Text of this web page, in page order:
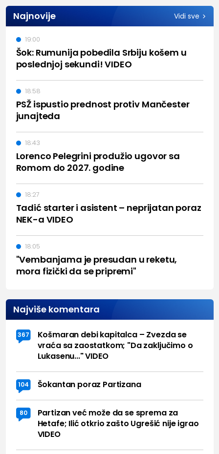
Najnovije Vidi sve
Šok: Rumunija pobedila Srbiju košem u
poslednjoj sekundi! VIDEO
19:00
PSŽ ispustio prednost protiv Mančester
junajteda
18:58
Lorenco Pelegrini produžio ugovor sa
Romom do 2027. godine
18:43
Tadić starter i asistent – neprijatan poraz
NEK-a VIDEO
18:27
"Vembanjama je presudan u reketu,
mora fizički da se pripremi"
18:05
Najviše komentara
367
Košmaran debi kapitalca – Zvezda se
vraća sa zaostatkom; "Da zaključimo o
Lukasenu..." VIDEO
104 Šokantan poraz Partizana
80
Partizan već može da se sprema za
Hetafe; Ilić otkrio zašto Ugrešić nije igrao
VIDEO